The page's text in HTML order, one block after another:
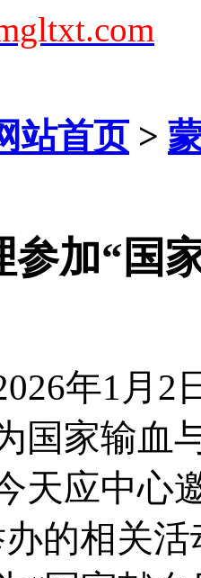
站首页>
参加“国
年1月
国家输血
天应中心
的相关